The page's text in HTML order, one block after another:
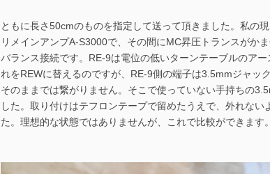
ともに長さ50cmのものを指定して送って頂きました。私の
リメインアンプA-S3000で、その間にMC昇圧トランスがか
バランス接続です。RE-9は電位の低いターンテーブルのア
れをREWに替えるのですが、RE-9側の端子は3.5mmジャッ
そのままでは繋がりません。そこで使っていない手持ちの
した。取り付けはテフロンテープで留めたうえで、外れな
た。理想的な状態ではありませんが、これで比較ができます。